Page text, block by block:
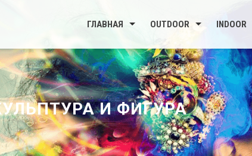
ГЛАВНАЯ OUTDOOR INDOOR
И ФИГУРА